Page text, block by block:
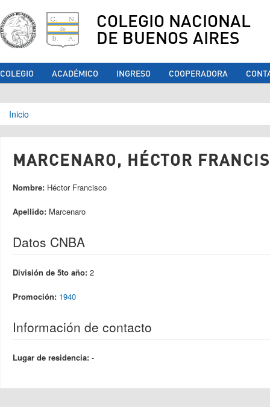
COLEGIO NACIONAL
DE BUENOS AIRES
COLEGIO ACADÉMICO INGRESO COOPERADORA
Se encuentra usted aquí
Inicio
MARCENARO, HÉCTOR
Nombre: Héctor Francisco
Apellido: Marcenaro
Datos CNBA
División de 5to año: 2
Promoción: 1940
Información de contacto
Lugar de residencia: -